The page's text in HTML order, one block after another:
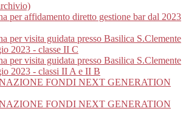
per affidamento diretto gestione bar dal 2023
per visita guidata presso Basilica S.Clemente
2023 - classe II C
per visita guidata presso Basilica S.Clemente
2023 - classi II A e II B
FONDI NEXT GENERATION
FONDI NEXT GENERATION